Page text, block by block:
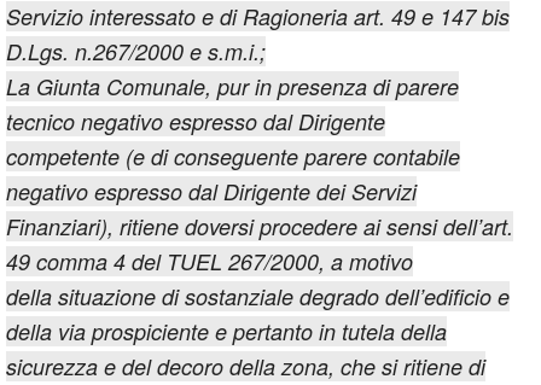
Servizio interessato e di Ragioneria art. 49 e 147 bis
D.Lgs. n.267/2000 e s.m.i.;
La Giunta Comunale, pur in presenza di parere
tecnico negativo espresso dal Dirigente
competente (e di conseguente parere contabile
negativo espresso dal Dirigente dei Servizi
Finanziari), ritiene doversi procedere ai sensi dell’art.
49 comma 4 del TUEL 267/2000, a motivo
della situazione di sostanziale degrado dell’edificio e
della via prospiciente e pertanto in tutela della
sicurezza e del decoro della zona, che si ritiene di